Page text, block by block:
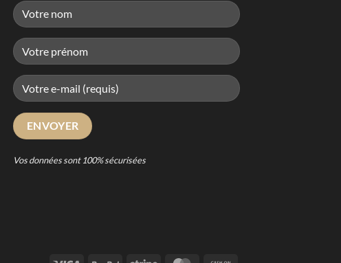
Vos données sont 100% sécurisées